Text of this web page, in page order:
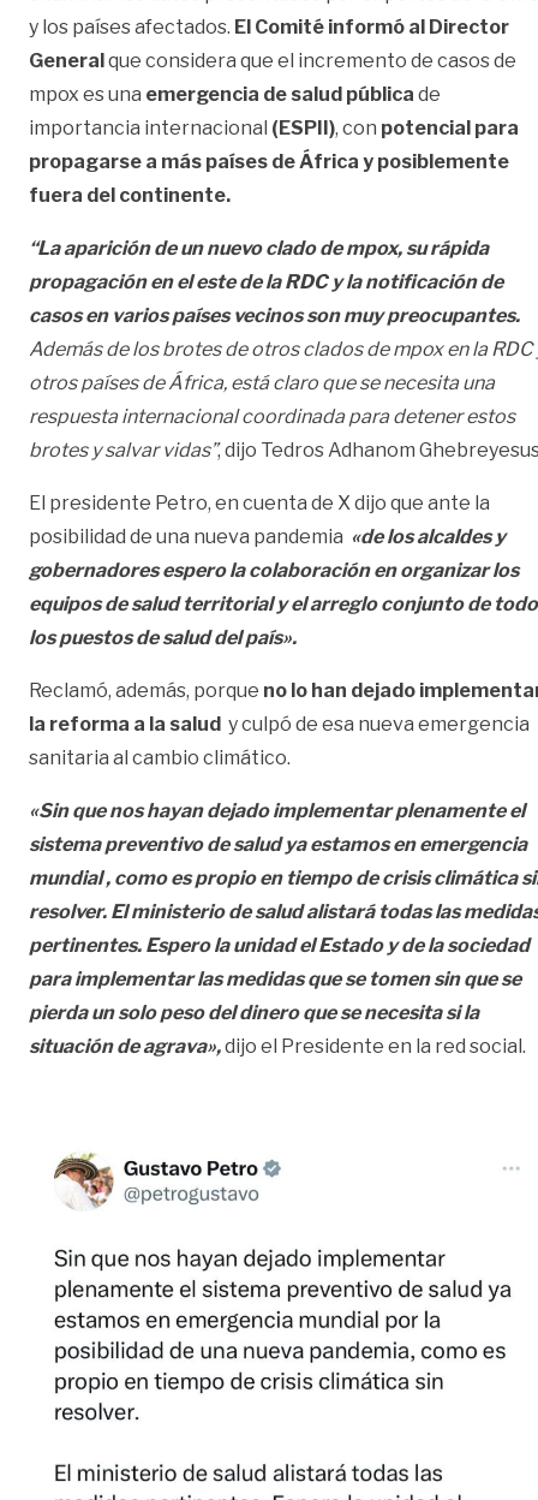
y los países afectados. El Comité informó al Director
Generalque considera que el incremento de casos de
mpox es una emergencia de salud pública de
importancia internacional (ESPII), con potencial para
propagarse a más países de África y posiblemente
fuera del continente.
“La aparición de un nuevo clado de mpox, su rápida
propagación en el este de la RDC y la notificación de
casos en varios países vecinos son muy preocupantes.
Además de los brotes de otros clados de mpox en la RDC
otros países de África, está claro que se necesita una
respuesta internacional coordinada para detener estos
brotes y salvar vidas”, dijo Tedros Adhanom
El presidente Petro, en cuenta de X dijo que ante la
posibilidad de una nueva pandemia «de los alcaldes y
gobernadores espero la colaboración en organizar los
equipos de salud territorial y el arreglo conjunto de
los puestos de salud del país».
Reclamó, además, porque no lo han dejado
la reforma a la salud y culpó de esa nueva emergencia
sanitaria al cambio climático.
«Sin que nos hayan dejado implementar plenamente el
sistema preventivo de salud ya estamos en emergencia
mundial , como es propio en tiempo de crisis climática
resolver. El ministerio de salud alistará todas las
pertinentes. Espero la unidad el Estado y de la sociedad
para implementar las medidas que se tomen sin que se
pierda un solo peso del dinero que se necesita si la
situación de agrava»,dijo el Presidente en la red social.